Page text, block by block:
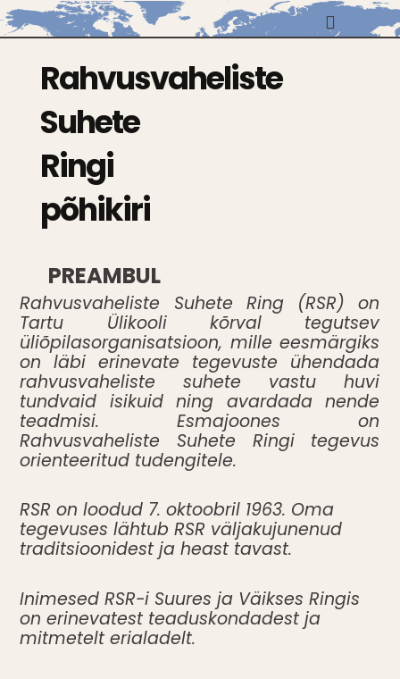
Skip
to
Rahvusvaheliste
Suhete
Ringi
põhikiri
PREAMBUL
Rahvusvaheliste Suhete Ring (RSR) on
Tartu Ülikooli kõrval tegutsev
üliõpilasorganisatsioon, mille eesmärgiks
on läbi erinevate tegevuste ühendada
rahvusvaheliste suhete vastu huvi
tundvaid isikuid ning avardada nende
teadmisi. Esmajoones on
Rahvusvaheliste Suhete Ringi tegevus
orienteeritud tudengitele.
RSR on loodud 7. oktoobril 1963. Oma
tegevuses lähtub RSR väljakujunenud
traditsioonidest ja heast tavast.
Inimesed RSR-i Suures ja Väikses Ringis
on erinevatest teaduskondadest ja
mitmetelt erialadelt.